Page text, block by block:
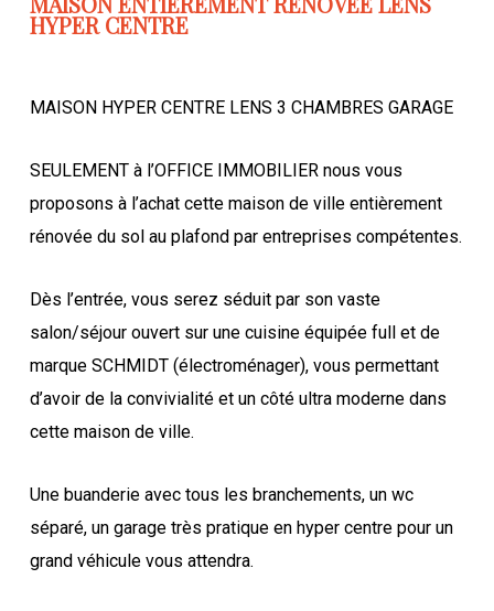
HYPER CENTRE
MAISON HYPER CENTRE LENS 3 CHAMBRES GARAGE
SEULEMENT à l’OFFICE IMMOBILIER nous vous
proposons à l’achat cette maison de ville entièrement
rénovée du sol au plafond par entreprises compétentes.
Dès l’entrée, vous serez séduit par son vaste
salon/séjour ouvert sur une cuisine équipée full et de
marque SCHMIDT (électroménager), vous permettant
d’avoir de la convivialité et un côté ultra moderne dans
cette maison de ville.
Une buanderie avec tous les branchements, un wc
séparé, un garage très pratique en hyper centre pour un
grand véhicule vous attendra.